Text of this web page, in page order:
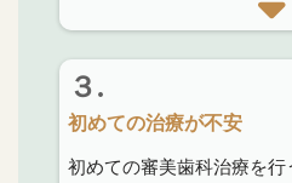
３.
初めての治療が不安
初めての審美歯科治療を